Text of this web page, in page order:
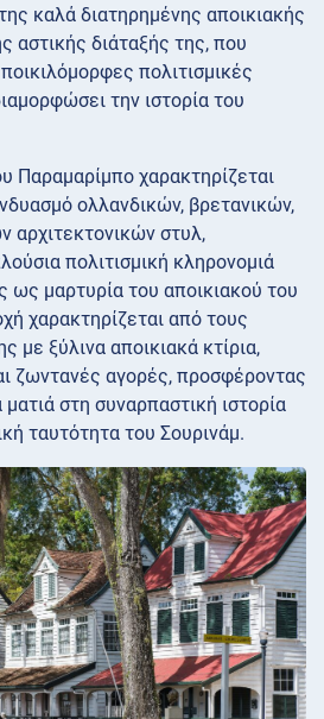
καλά διατηρημένης αποικιακής
αστικής διάταξής της, που
πολιτισμικές
την ιστορία του
Παραμαρίμπο χαρακτηρίζεται
ολλανδικών, βρετανικών,
αρχιτεκτονικών στυλ,
πολιτισμική κληρονομιά
ως μαρτυρία του αποικιακού του
χαρακτηρίζεται από τους
με ξύλινα αποικιακά κτίρια,
ζωντανές αγορές, προσφέροντας
στη συναρπαστική ιστορία
ταυτότητα του Σουρινάμ.